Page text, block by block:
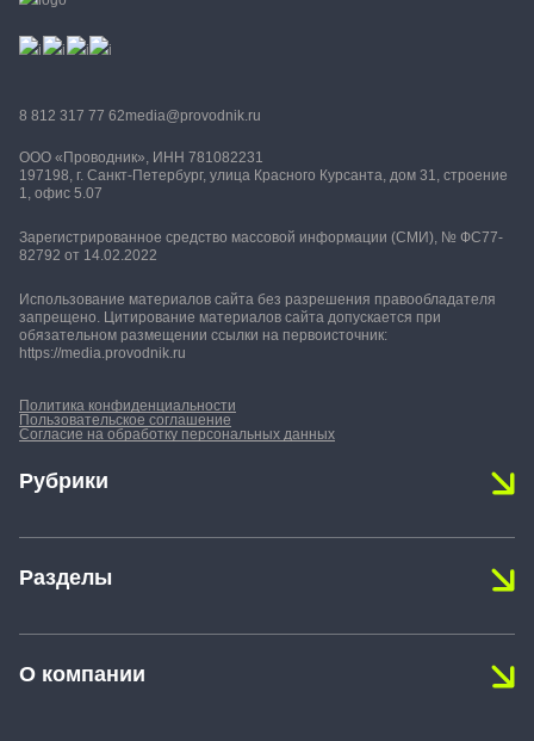
8 812 317 77 62media@provodnik.ru
ООО «Проводник», ИНН 781082231
197198, г. Санкт-Петербург, улица Красного Курсанта, дом 31, строение
1, офис 5.07
Зарегистрированное средство массовой информации (СМИ), № ФС77-
82792 от 14.02.2022
Использование материалов сайта без разрешения правообладателя
запрещено. Цитирование материалов сайта допускается при
обязательном размещении ссылки на первоисточник:
https://media.provodnik.ru
Политика конфиденциальности
Пользовательское соглашение
Согласие на обработку персональных данных
Рубрики
Новости
Персона
Разделы
Охрана труда
Пожарная безопасность
О компании